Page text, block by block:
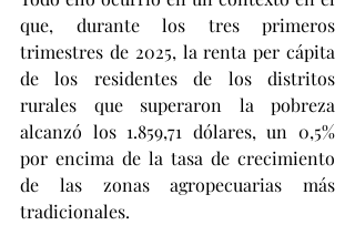
que, durante los tres primeros
trimestres de 2025, la renta per cápita
de los residentes de los distritos
rurales que superaron la pobreza
alcanzó los 1.859,71 dólares, un 0,5%
por encima de la tasa de crecimiento
de las zonas agropecuarias más
tradicionales.